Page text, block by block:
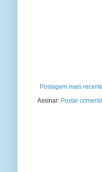
Postagem mais
Assinar: Postar